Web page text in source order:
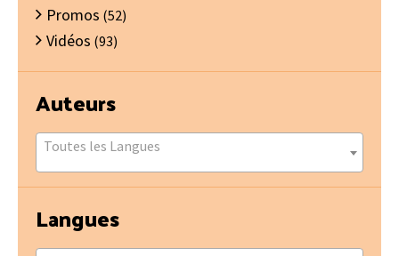
Promos (52)
Vidéos (93)
Auteurs
Toutes les Langues
Langues